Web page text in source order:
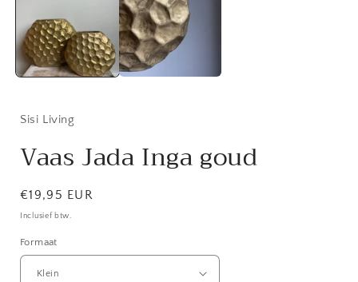
Sisi Living
Vaas Jada Inga goud
Normale
prijs
€19,95 EUR
Inclusief btw.
Formaat